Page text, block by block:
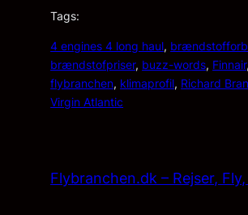
Tags:
4 engines 4 long haul,
brændstofpriser, buzz-words, Finnair
flybranchen, klimaprofil, Richard
Virgin Atlantic
Flybranchen.dk – Rejser,